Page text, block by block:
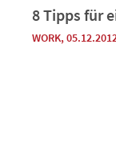
8 Tipps für
WORK,